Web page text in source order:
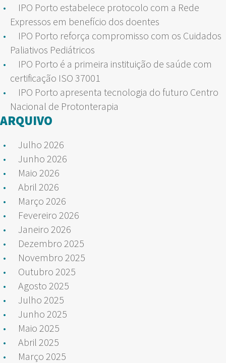
IPO Porto estabelece protocolo com a Rede
Expressos em benefício dos doentes
IPO Porto reforça compromisso com os Cuidados
Paliativos Pediátricos
IPO Porto é a primeira instituição de saúde com
certificação ISO 37001
IPO Porto apresenta tecnologia do futuro Centro
Nacional de Protonterapia
ARQUIVO
Julho 2026
Junho 2026
Maio 2026
Abril 2026
Março 2026
Fevereiro 2026
Janeiro 2026
Dezembro 2025
Novembro 2025
Outubro 2025
Agosto 2025
Julho 2025
Junho 2025
Maio 2025
Abril 2025
Março 2025